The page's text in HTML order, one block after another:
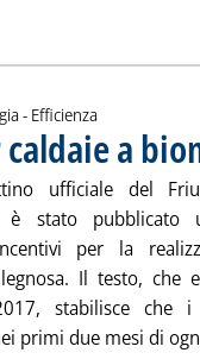
- Efficienza
a
ufficiale del
è stato pubblicato
per la
Il testo, che
stabilisce che i
primi due mesi di